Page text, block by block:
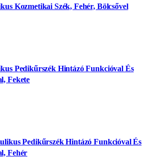
Kozmetikai Szék, Fehér, Bölcsővel
Pedikűrszék Hintázó Funkcióval És
Fekete
Pedikűrszék Hintázó Funkcióval És
Fehér